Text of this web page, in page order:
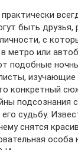
быть друзья,
с
метро или
подобные
изучающие
конкретный
подсознания
судьбу.
снятся
особа